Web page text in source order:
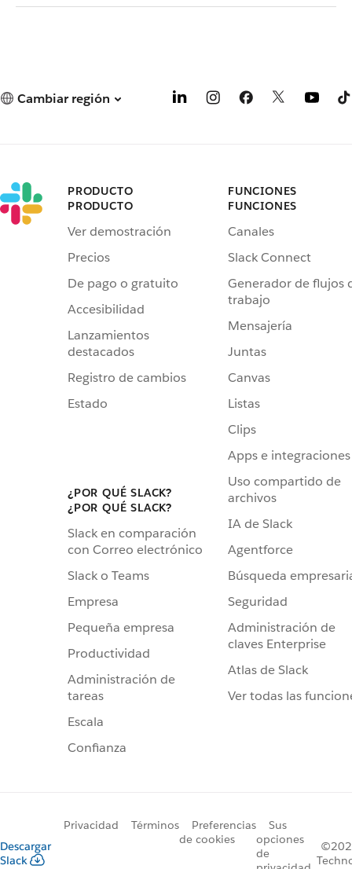
Cambiar región
PRODUCTO
PRODUCTO
Ver demostración
Precios
De pago o gratuito
Accesibilidad
Lanzamientos
destacados
Registro de cambios
Estado
¿POR QUÉ SLACK?
¿POR QUÉ SLACK?
Slack en comparación
con Correo electrónico
Slack o Teams
Empresa
Pequeña empresa
Productividad
Administración de
tareas
Escala
Confianza
FUNCIONES
FUNCIONES
Canales
Slack Connect
Generador de flujos
trabajo
Mensajería
Juntas
Canvas
Listas
Clips
Apps e integraciones
Uso compartido de
archivos
IA de Slack
Agentforce
Búsqueda
Seguridad
Administración de
claves Enterprise
Atlas de Slack
Ver todas las
Descargar
Slack
Privacidad Términos
Preferencias
de cookies
Sus
opciones
de